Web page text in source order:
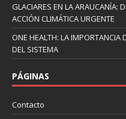
GLACIARES EN LA ARAUCANÍA:
ACCIÓN CLIMÁTICA URGENTE
ONE HEALTH: LA IMPORTANCIA
DEL SISTEMA
PÁGINAS
Contacto